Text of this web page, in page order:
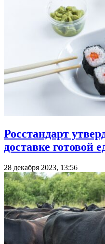
Росстандарт
доставке готовой
28 декабря 2023, 13:56